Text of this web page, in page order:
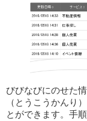
びびなびにのせた
（とうこうかんり
とができます。手